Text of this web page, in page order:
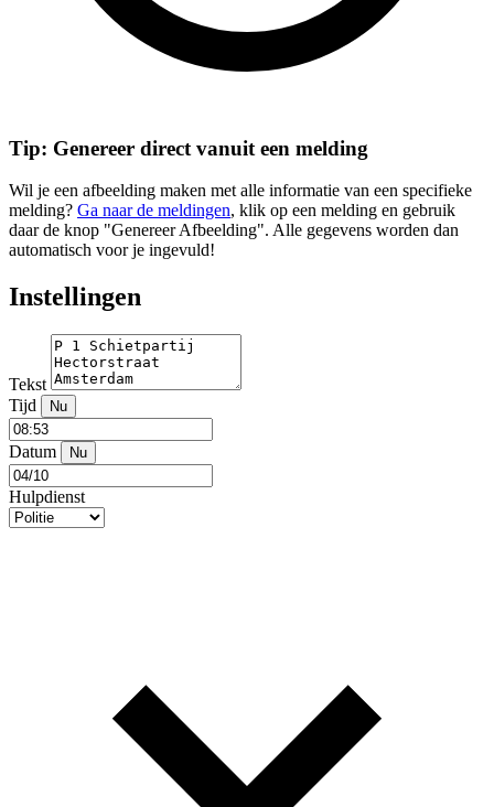
Tip: Genereer direct vanuit een melding
Wil je een afbeelding maken met alle informatie van een specifieke
melding? Ga naar de meldingen, klik op een melding en gebruik
daar de knop "Genereer Afbeelding". Alle gegevens worden dan
automatisch voor je ingevuld!
Instellingen
Tekst
Tijd
Nu
Datum Nu
Hulpdienst